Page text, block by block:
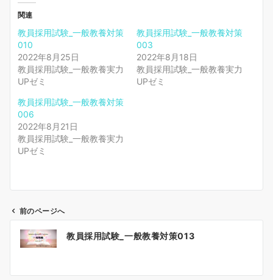
関連
教員採用試験_一般教養対策
010
2022年8月25日
教員採用試験_一般教養実力
UPゼミ
教員採用試験_一般教養対策
003
2022年8月18日
教員採用試験_一般教養実力
UPゼミ
教員採用試験_一般教養対策
006
2022年8月21日
教員採用試験_一般教養実力
UPゼミ
前のページへ
教員採用試験_一般教養対策013